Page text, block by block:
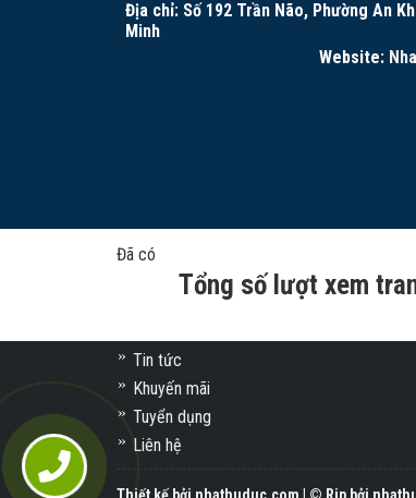
Địa chỉ: Số 192 Trần Não, Phường An
Minh
Website:
Đã có
Tổng số lượt xem
Về công ty
Tin tức
Khuyến mãi
Tuyển dụng
Liên hệ